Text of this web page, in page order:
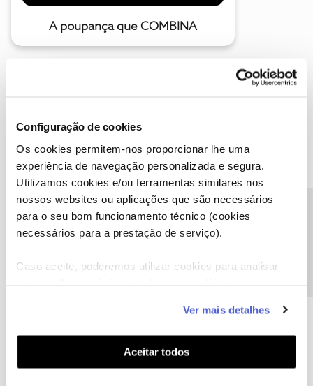
Configuração de cookies
Os cookies permitem-nos proporcionar lhe uma
experiência de navegação personalizada e segura.
Utilizamos cookies e/ou ferramentas similares nos
nossos websites ou aplicações que são necessários
para o seu bom funcionamento técnico (cookies
necessários para a prestação de serviço).
Caso aceite, poderemos utilizar cookies para analisar
funcionalidades (cookies de personalização e
funcionalidade) e adaptar anúncios aos seus interesses
(cookies de publicidade personalizada). Pode gerir a
utilização dos cookies clicando em "Configurar
Ver mais detalhes
Aceitar todos
A poupança que COMBINA
Descubra as novidades de julho
Hall of Fame de julho